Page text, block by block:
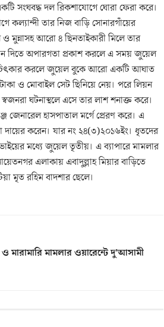
সংঘবদ্ধ দল রিকশাযোগে ঘোরা ফেরা করে।
কল্যান্দী তার নিজ বাড়ি সোনারগাঁয়ের
ও মুন্নাসহ আরো ৪ ছিনতাইকারী মিলে তার
দিতে অপারগতা প্রকাশ করলে এ সময় জুয়েল
চিৎকার করলে জুয়েল বুকে আরো একটি আঘাত
ও মোবাইল সেট ছিনিয়ে নেয়। পরে লিয়ন
ঘটনাস্থলে এসে তার লাশ শনাক্ত করে।
জেনারেল হাসপাতাল মর্গে প্রেরণ করে। এ
দায়ের করেন। যার নং ২৪(৩)২০১৬ইং। ধৃতদের
মধ্যে জুয়েল তৃতীয়। এ ব্যাপারে মামলার
এলাকায় এবাদুল্লাহ মিয়ার বাড়িতে
মৃত রহিম বাদশার ছেলে।
মারামারি মামলার ওয়ারেন্টে দু’আসামী